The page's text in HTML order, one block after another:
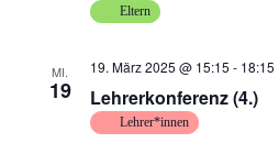
Eltern
MI.
19 Lehrerkonferenz (4.)
19. März 2025 @ 15:15 - 18:15
Lehrer*innen